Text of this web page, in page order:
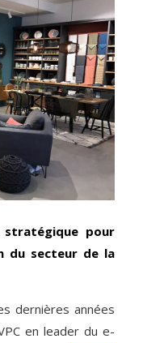
stratégique pour
du secteur de la
dernières années
en leader du e-